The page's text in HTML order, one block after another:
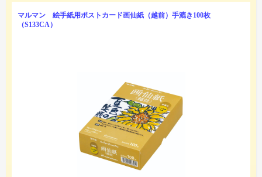
マルマン 絵手紙用ポストカード画仙紙（越前）手漉き100枚
（S133CA）